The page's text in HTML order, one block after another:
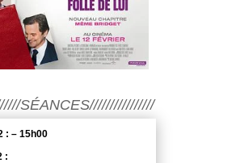
SÉANCES////////////////
: – 15h00
: